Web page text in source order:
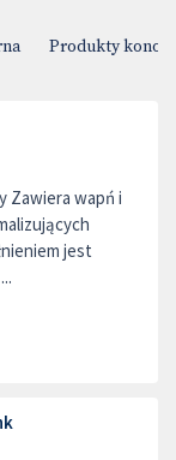
Produkty
Zawiera wapń i
jest